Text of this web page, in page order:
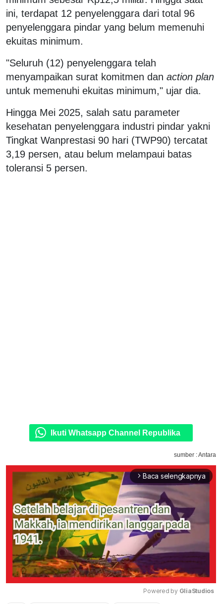
ini, terdapat 12 penyelenggara dari total 96
penyelenggara pindar yang belum memenuhi
ekuitas minimum.
"Seluruh (12) penyelenggara telah
menyampaikan surat komitmen dan action plan
untuk memenuhi ekuitas minimum," ujar dia.
Hingga Mei 2025, salah satu parameter
kesehatan penyelenggara industri pindar yakni
Tingkat Wanprestasi 90 hari (TWP90) tercatat
3,19 persen, atau belum melampaui batas
toleransi 5 persen.
Ikuti Whatsapp Channel Republika
sumber : Antara
arrow_forward_ios Baca selengkapnya
Powered by GliaStudios